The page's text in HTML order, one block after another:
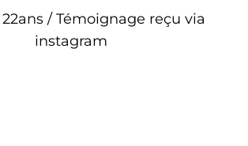
/ Témoignage reçu via
instagram